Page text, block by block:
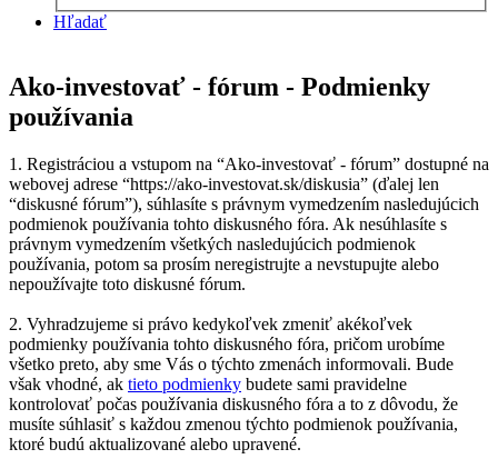
Hľadať
Ako-investovať - fórum - Podmienky
používania
1. Registráciou a vstupom na “Ako-investovať - fórum” dostupné na
webovej adrese “https://ako-investovat.sk/diskusia” (ďalej len
“diskusné fórum”), súhlasíte s právnym vymedzením nasledujúcich
podmienok používania tohto diskusného fóra. Ak nesúhlasíte s
právnym vymedzením všetkých nasledujúcich podmienok
používania, potom sa prosím neregistrujte a nevstupujte alebo
nepoužívajte toto diskusné fórum.
2. Vyhradzujeme si právo kedykoľvek zmeniť akékoľvek
podmienky používania tohto diskusného fóra, pričom urobíme
všetko preto, aby sme Vás o týchto zmenách informovali. Bude
však vhodné, ak tieto podmienky budete sami pravidelne
kontrolovať počas používania diskusného fóra a to z dôvodu, že
musíte súhlasiť s každou zmenou týchto podmienok používania,
ktoré budú aktualizované alebo upravené.